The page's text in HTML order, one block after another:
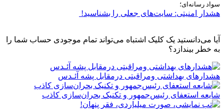
سواد رسانه‌ای؛
هشدار امنیتی: سایت‌های جعلی را بشناسید!
آیا می‌دانستید یک کلیک اشتباه می‌تواند تمام موجودی حساب شما را
به خطر بیندازد؟
هشدارهاى بهداشتى ومراقبتى درمقابل پشه آئـدس
شایعه استعفای رئیس‌جمهور و تکنیک بحران‌سازی کاذب